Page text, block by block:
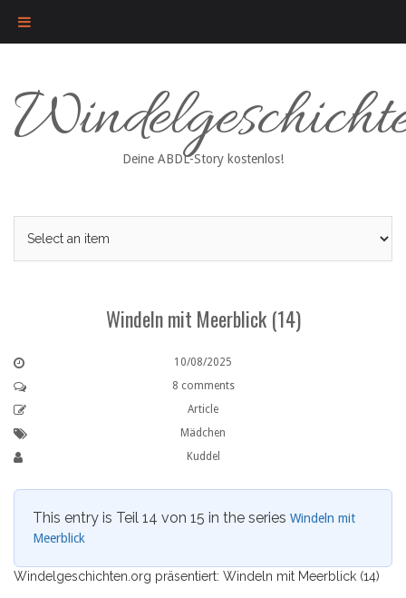
content
Deine ABDL-Story kostenlos!
Windeln mit Meerblick (14)
10/08/2025
8 comments
Article
Mädchen
Kuddel
This entry is Teil 14 von 15 in the series Windeln mit
Meerblick
Windelgeschichten.org präsentiert: Windeln mit Meerblick (14)